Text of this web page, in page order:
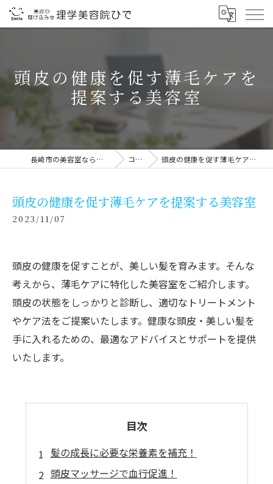
頭皮の健康を促す薄毛ケアを
提案する美容室
長崎市の美容室なら理学美容院ひで コラム 頭皮の健康を促す薄毛ケアを提案する美容室
頭皮の健康を促す薄毛ケアを提案する美容室
2023/11/07
頭皮の健康を促すことが、美しい髪を育みます。そんな
考えから、薄毛ケアに特化した美容室をご紹介します。
頭皮の状態をしっかりと診断し、適切なトリートメント
やケア法をご提案いたします。健康な頭皮・美しい髪を
手に入れるための、最適なアドバイスとサポートを提供
いたします。
目次
髪の成長に必要な栄養素を補充！
頭皮マッサージで血行促進！